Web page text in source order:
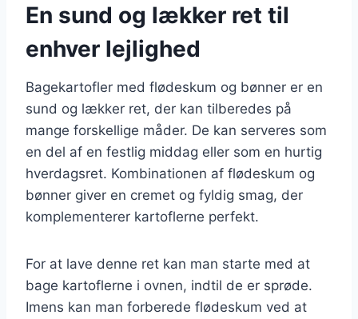
En sund og lækker ret til
enhver lejlighed
Bagekartofler med flødeskum og bønner er en
sund og lækker ret, der kan tilberedes på
mange forskellige måder. De kan serveres som
en del af en festlig middag eller som en hurtig
hverdagsret. Kombinationen af flødeskum og
bønner giver en cremet og fyldig smag, der
komplementerer kartoflerne perfekt.
For at lave denne ret kan man starte med at
bage kartoflerne i ovnen, indtil de er sprøde.
Imens kan man forberede flødeskum ved at